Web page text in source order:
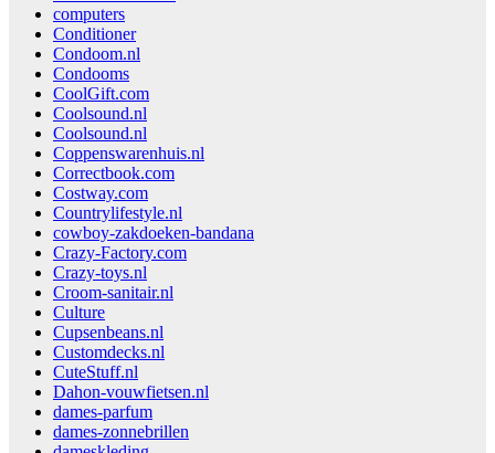
computers
Conditioner
Condoom.nl
Condooms
CoolGift.com
Coolsound.nl
Coolsound.nl
Coppenswarenhuis.nl
Correctbook.com
Costway.com
Countrylifestyle.nl
cowboy-zakdoeken-bandana
Crazy-Factory.com
Crazy-toys.nl
Croom-sanitair.nl
Culture
Cupsenbeans.nl
Customdecks.nl
CuteStuff.nl
Dahon-vouwfietsen.nl
dames-parfum
dames-zonnebrillen